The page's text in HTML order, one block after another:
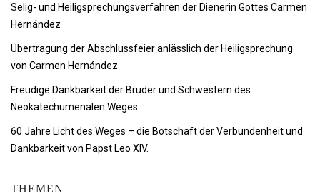
Selig- und Heiligsprechungsverfahren der Dienerin Gottes Carmen
Hernández
Übertragung der Abschlussfeier anlässlich der Heiligsprechung
von Carmen Hernández
Freudige Dankbarkeit der Brüder und Schwestern des
Neokatechumenalen Weges
60 Jahre Licht des Weges – die Botschaft der Verbundenheit und
Dankbarkeit von Papst Leo XIV.
THEMEN